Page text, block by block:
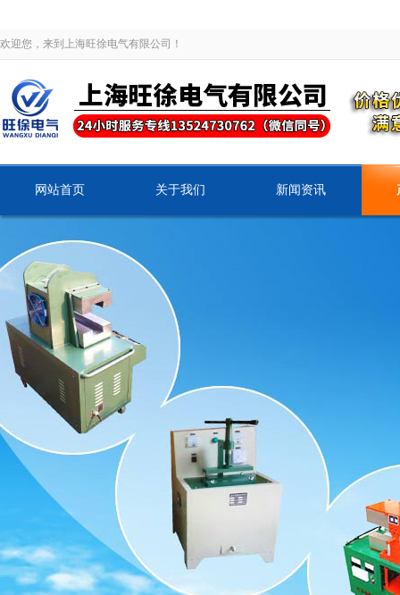
欢迎您，来到上海旺徐电气有限公司！
网站首页 关于我们 新闻资讯